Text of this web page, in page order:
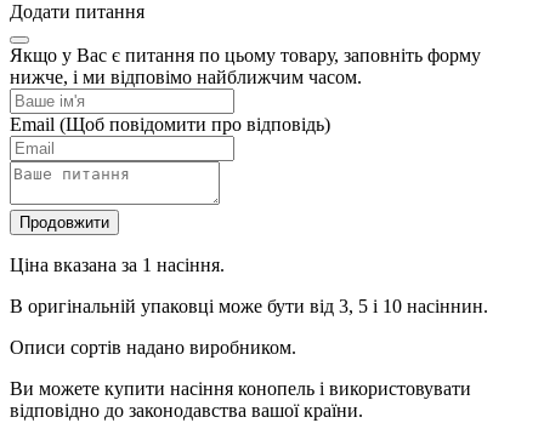
Додати питання
Якщо у Вас є питання по цьому товару, заповніть форму
нижче, і ми відповімо найближчим часом.
Email (Щоб повідомити про відповідь)
Продовжити
Ціна вказана за 1 насіння.
В оригінальній упаковці може бути від 3, 5 і 10 насіннин.
Описи сортів надано виробником.
Ви можете купити насіння конопель і використовувати
відповідно до законодавства вашої країни.